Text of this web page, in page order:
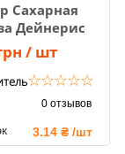
Сахарная
Дейнерис
F1, Sh2
семян)
/ шт
☆☆☆☆☆
0 отзывов
3.14 ₴ /шт